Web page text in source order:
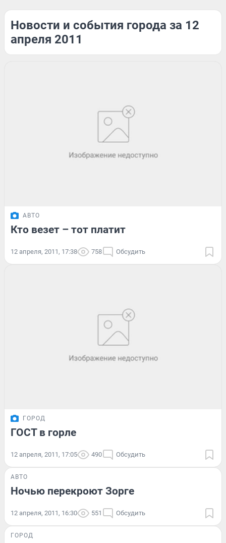
Новости и события города за 12
апреля 2011
АВТО
Кто везет – тот платит
12 апреля, 2011, 17:38 758 Обсудить
ГОРОД
ГОСТ в горле
12 апреля, 2011, 17:05 490 Обсудить
АВТО
Ночью перекроют Зорге
12 апреля, 2011, 16:30 551 Обсудить
ГОРОД